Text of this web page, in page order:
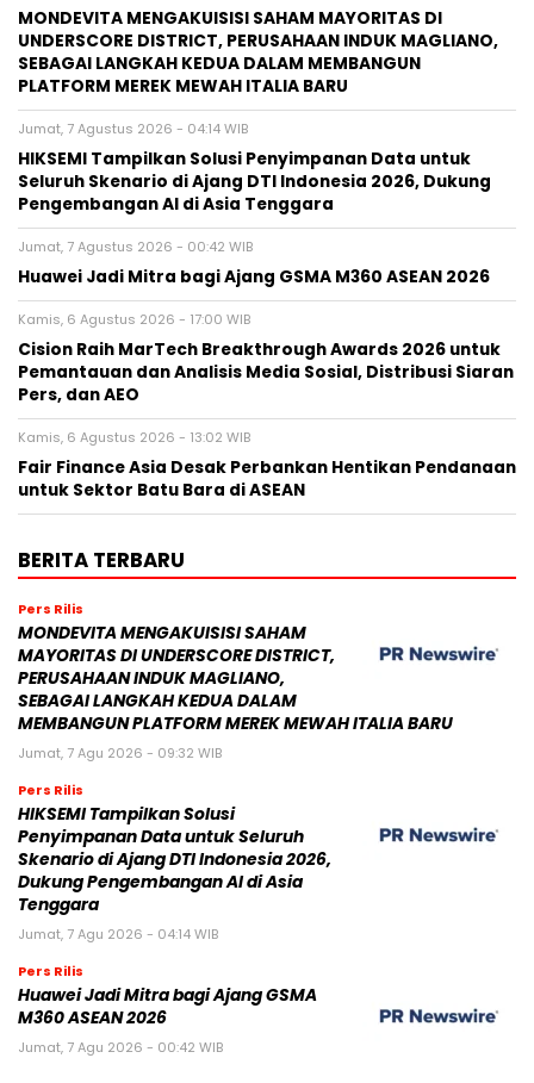
MONDEVITA MENGAKUISISI SAHAM MAYORITAS DI
UNDERSCORE DISTRICT, PERUSAHAAN INDUK MAGLIANO,
SEBAGAI LANGKAH KEDUA DALAM MEMBANGUN
PLATFORM MEREK MEWAH ITALIA BARU
Jumat, 7 Agustus 2026 - 04:14 WIB
HIKSEMI Tampilkan Solusi Penyimpanan Data untuk
Seluruh Skenario di Ajang DTI Indonesia 2026, Dukung
Pengembangan AI di Asia Tenggara
Jumat, 7 Agustus 2026 - 00:42 WIB
Huawei Jadi Mitra bagi Ajang GSMA M360 ASEAN 2026
Kamis, 6 Agustus 2026 - 17:00 WIB
Cision Raih MarTech Breakthrough Awards 2026 untuk
Pemantauan dan Analisis Media Sosial, Distribusi Siaran
Pers, dan AEO
Kamis, 6 Agustus 2026 - 13:02 WIB
Fair Finance Asia Desak Perbankan Hentikan Pendanaan
untuk Sektor Batu Bara di ASEAN
BERITA TERBARU
Pers Rilis
MONDEVITA MENGAKUISISI SAHAM
MAYORITAS DI UNDERSCORE DISTRICT,
PERUSAHAAN INDUK MAGLIANO,
SEBAGAI LANGKAH KEDUA DALAM
MEMBANGUN PLATFORM MEREK MEWAH ITALIA BARU
Jumat, 7 Agu 2026 - 09:32 WIB
Pers Rilis
HIKSEMI Tampilkan Solusi
Penyimpanan Data untuk Seluruh
Skenario di Ajang DTI Indonesia 2026,
Dukung Pengembangan AI di Asia
Tenggara
Jumat, 7 Agu 2026 - 04:14 WIB
Pers Rilis
Huawei Jadi Mitra bagi Ajang GSMA
M360 ASEAN 2026
Jumat, 7 Agu 2026 - 00:42 WIB